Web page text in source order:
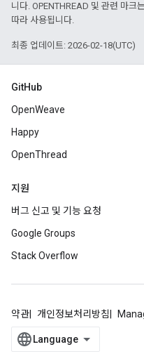
니다. OPENTHREAD 및 관련 마크
따라 사용됩니다.
최종 업데이트: 2026-02-18(UTC)
GitHub
OpenWeave
Happy
OpenThread
지원
버그 신고 및 기능 요청
Google Groups
Stack Overflow
약관 개인정보처리방침